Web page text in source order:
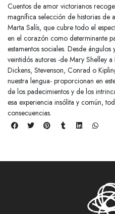
Cuentos de amor victorianos
magnífica selección de historias
Marta Salís, que cubre todo el
en el corazón como determinante
estamentos sociales. Desde ángulos
veintidós autores -de Mary Shelley
Dickens, Stevenson, Conrad o
nuestra lengua- proporcionan en
de los padecimientos y de los
esa experiencia insólita y común,
consecuencias.